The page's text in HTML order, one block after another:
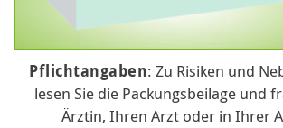
Pflichtangaben: Zu Risiken und
lesen Sie die Packungsbeilage und
Ärztin, Ihren Arzt oder in Ihrer